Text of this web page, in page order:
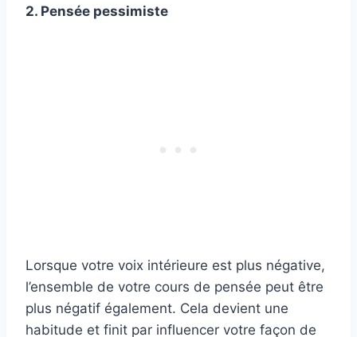
2. Pensée pessimiste
Lorsque votre voix intérieure est plus négative,
l’ensemble de votre cours de pensée peut être
plus négatif également. Cela devient une
habitude et finit par influencer votre façon de